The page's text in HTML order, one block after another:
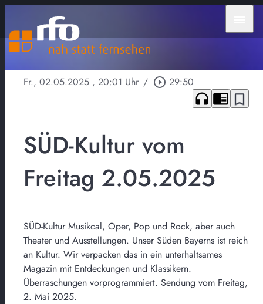
Fr., 02.05.2025 , 20:01 Uhr / play_circle_outline 29:50
headphones chrome_reader_mode bookmark_border
SÜD-Kultur vom
Freitag 2.05.2025
SÜD-Kultur Musikcal, Oper, Pop und Rock, aber auch
Theater und Ausstellungen. Unser Süden Bayerns ist reich
an Kultur. Wir verpacken das in ein unterhaltsames
Magazin mit Entdeckungen und Klassikern.
Überraschungen vorprogrammiert. Sendung vom Freitag,
2. Mai 2025.